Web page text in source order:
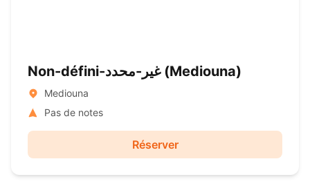
Non-défini-غير-محدد ( Mediouna)
Mediouna
Pas de notes
Réserver